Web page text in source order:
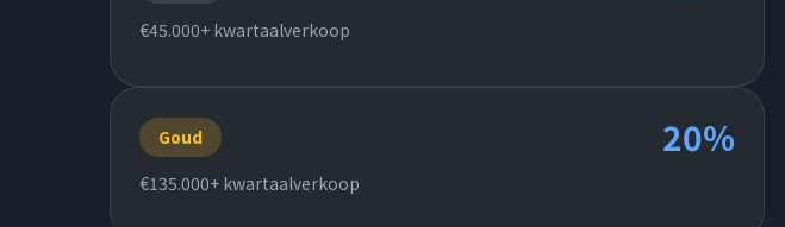
€45.000+ kwartaalverkoop
Goud 20%
€135.000+ kwartaalverkoop